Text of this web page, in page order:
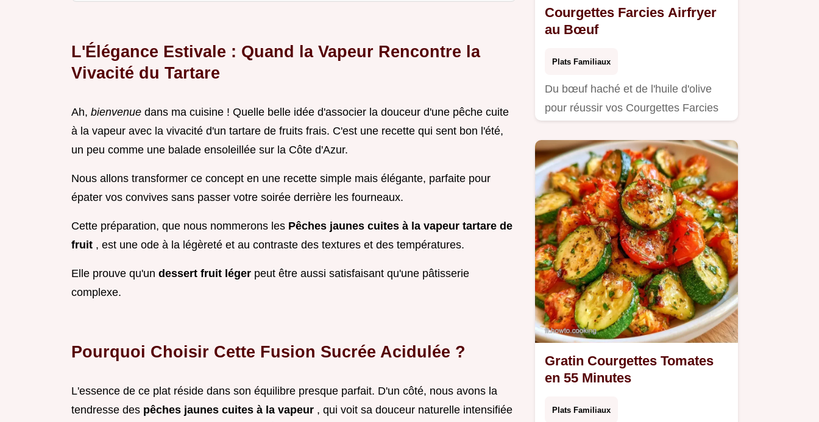
L'Élégance Estivale : Quand la Vapeur Rencontre la
Vivacité du Tartare
Ah, bienvenue dans ma cuisine ! Quelle belle idée d'associer la douceur d'une pêche cuite
à la vapeur avec la vivacité d'un tartare de fruits frais. C'est une recette qui sent bon l'été,
un peu comme une balade ensoleillée sur la Côte d'Azur.
Nous allons transformer ce concept en une recette simple mais élégante, parfaite pour
épater vos convives sans passer votre soirée derrière les fourneaux.
Cette préparation, que nous nommerons les Pêches jaunes cuites à la vapeur tartare de
fruit , est une ode à la légèreté et au contraste des textures et des températures.
Elle prouve qu'un dessert fruit léger peut être aussi satisfaisant qu'une pâtisserie
complexe.
Pourquoi Choisir Cette Fusion Sucrée Acidulée ?
L'essence de ce plat réside dans son équilibre presque parfait. D'un côté, nous avons la
tendresse des pêches jaunes cuites à la vapeur , qui voit sa douceur naturelle intensifiée
Courgettes Farcies Airfryer
au Bœuf
Plats Familiaux
Du bœuf haché et de l'huile d'olive
pour réussir vos Courgettes Farcies
Gratin Courgettes Tomates
en 55 Minutes
Plats Familiaux